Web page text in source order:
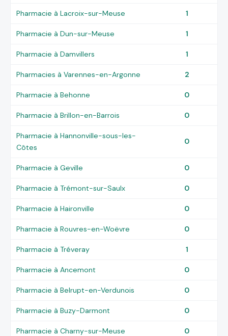
Pharmacie à Lacroix-sur-Meuse 1
Pharmacie à Dun-sur-Meuse 1
Pharmacie à Damvillers 1
Pharmacies à Varennes-en-Argonne 2
Pharmacie à Behonne 0
Pharmacie à Brillon-en-Barrois 0
Pharmacie à Hannonville-sous-les-
Côtes
0
Pharmacie à Geville 0
Pharmacie à Trémont-sur-Saulx 0
Pharmacie à Haironville 0
Pharmacie à Rouvres-en-Woëvre 0
Pharmacie à Tréveray 1
Pharmacie à Ancemont 0
Pharmacie à Belrupt-en-Verdunois 0
Pharmacie à Buzy-Darmont 0
Pharmacie à Charny-sur-Meuse 0